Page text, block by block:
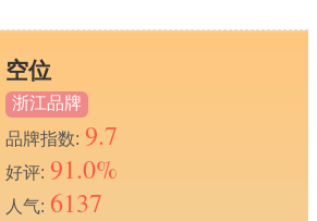
空位
浙江品牌
品牌指数: 9.7
好评: 91.0%
人气: 6137